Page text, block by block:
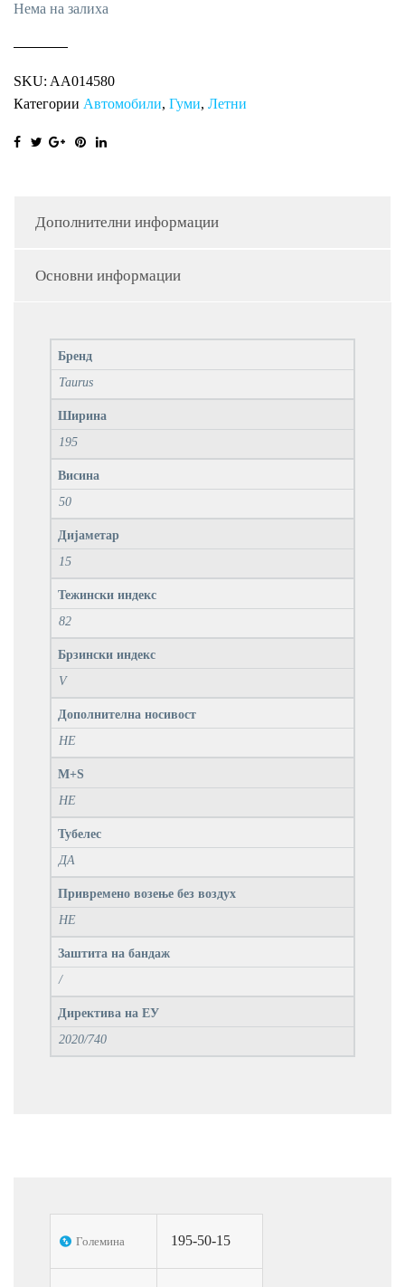
Нема на залиха
SKU: AA014580
Категории Автомобили, Гуми, Летни
Дополнителни информации
Основни информации
Бренд
Taurus
Ширина
195
Висина
50
Дијаметар
15
Тежински индекс
82
Брзински индекс
V
Дополнителна носивост
НЕ
M+S
НЕ
Тубелес
ДА
Привремено возење без воздух
НЕ
Заштита на бандаж
/
Директива на ЕУ
2020/740
Големина 195-50-15